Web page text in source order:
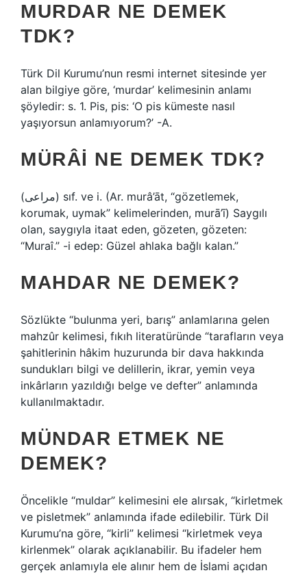
MURDAR NE DEMEK
TDK?
Türk Dil Kurumu’nun resmi internet sitesinde yer
alan bilgiye göre, ‘murdar’ kelimesinin anlamı
şöyledir: s. 1. Pis, pis: ‘O pis kümeste nasıl
yaşıyorsun anlamıyorum?’ -A.
MÜRÂI NE DEMEK TDK?
(ﻣﺮﺍﻋﻰ) sıf. ve i. (Ar. murâ’āt, “gözetlemek,
korumak, uymak” kelimelerinden, murā’ī) Saygılı
olan, saygıyla itaat eden, gözeten, gözeten:
“Muraî.” -i edep: Güzel ahlaka bağlı kalan.”
MAHDAR NE DEMEK?
Sözlükte “bulunma yeri, barış” anlamlarına gelen
mahzûr kelimesi, fıkıh literatüründe “tarafların veya
şahitlerinin hâkim huzurunda bir dava hakkında
sundukları bilgi ve delillerin, ikrar, yemin veya
inkârların yazıldığı belge ve defter” anlamında
kullanılmaktadır.
MÜNDAR ETMEK NE
DEMEK?
Öncelikle “muldar” kelimesini ele alırsak, “kirletmek
ve pisletmek” anlamında ifade edilebilir. Türk Dil
Kurumu’na göre, “kirli” kelimesi “kirletmek veya
kirlenmek” olarak açıklanabilir. Bu ifadeler hem
gerçek anlamıyla ele alınır hem de İslami açıdan